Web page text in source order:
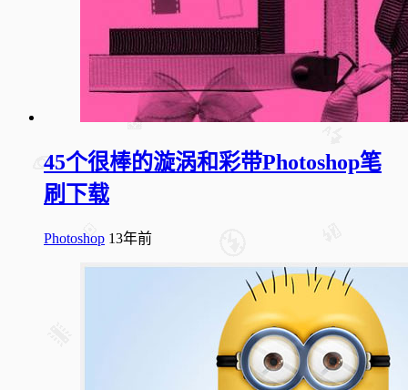
45个很棒的漩涡和彩带Photoshop笔
刷下载
Photoshop 13年前